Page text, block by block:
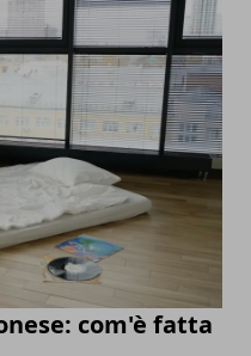
com'è fatta